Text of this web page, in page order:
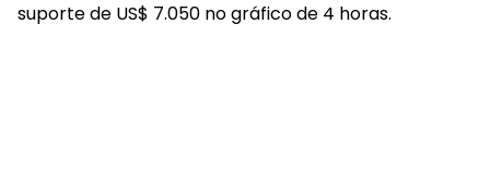
suporte de US$ 7.050 no gráfico de 4 horas.